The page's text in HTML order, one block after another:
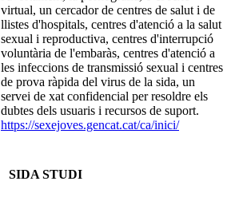
virtual, un cercador de centres de salut i de
llistes d'hospitals, centres d'atenció a la salut
sexual i reproductiva, centres d'interrupció
voluntària de l'embaràs, centres d'atenció a
les infeccions de transmissió sexual i centres
de prova ràpida del virus de la sida, un
servei de xat confidencial per resoldre els
dubtes dels usuaris i recursos de suport.
https://sexejoves.gencat.cat/ca/inici/
SIDA STUDI